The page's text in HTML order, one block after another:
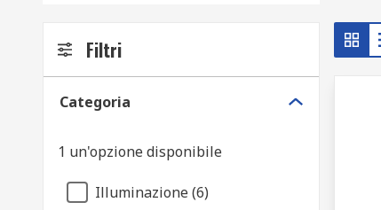
Filtri
Categoria
1 un'opzione disponibile
Illuminazione (6)